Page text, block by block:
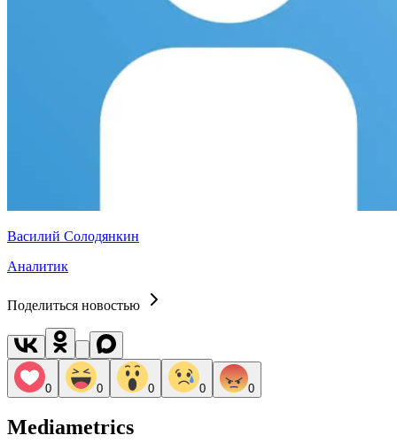
Василий Солодянкин
Аналитик
Поделиться новостью
0 0 0 0 0
Mediametrics